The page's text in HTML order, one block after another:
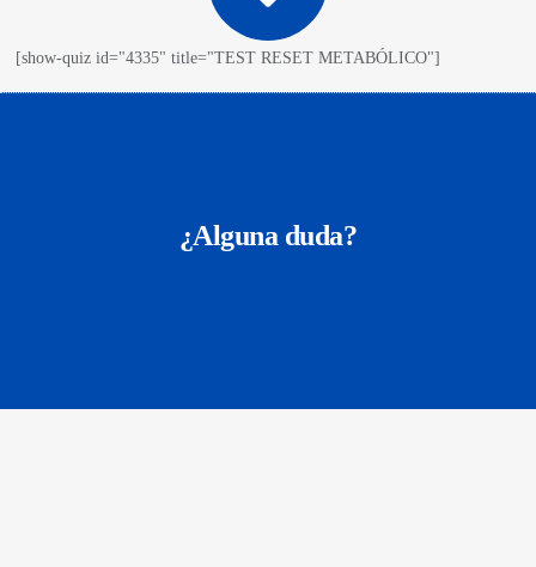
[show-quiz id="4335" title="TEST RESET METABÓLICO"]
¿Alguna duda?